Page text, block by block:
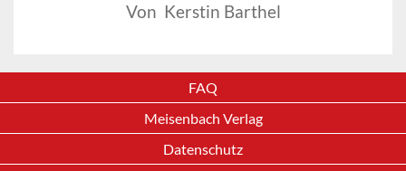
Von Kerstin Barthel
FAQ
Meisenbach Verlag
Datenschutz